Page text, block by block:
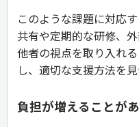
このような課題に対応
共有や定期的な研修、
他者の視点を取り入れ
し、適切な支援方法を
負担が増えることが